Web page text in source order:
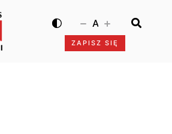
ZAPISZ SIĘ
A